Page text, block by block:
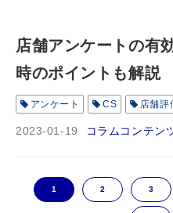
店舗アンケートの有
時のポイントも解説
アンケート CS 店舗評
2023-01-19 コラムコンテン
1 2 3